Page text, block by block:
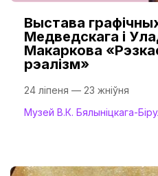
Выстава
Медведскага і
Макаркова
рэалізм»
24 ліпеня — 23 жніўня
Музей В.К. Бялыніцкага-